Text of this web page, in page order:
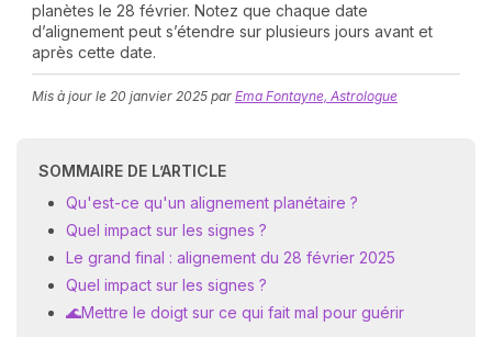
planètes le 28 février. Notez que chaque date
d’alignement peut s’étendre sur plusieurs jours avant et
après cette date.
Mis à jour le 20 janvier 2025 par Ema Fontayne, Astrologue
SOMMAIRE DE L’ARTICLE
Qu'est-ce qu'un alignement planétaire ?
Quel impact sur les signes ?
Le grand final : alignement du 28 février 2025
Quel impact sur les signes ?
🌊Mettre le doigt sur ce qui fait mal pour guérir